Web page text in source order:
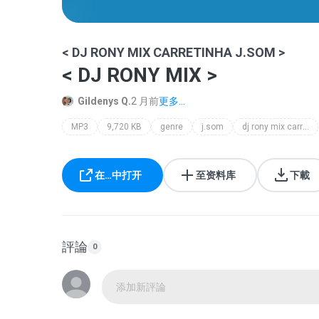
< DJ RONY MIX CARRETINHA J.SOM >
< DJ RONY MIX >
Gildenys Q.2 月前更多...
MP3 9,720 KB genre j.som dj rony mix carretinha j.som
在…中打开 至资料库 下載
評論 0
添加新評論